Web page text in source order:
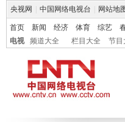
央视网 中国网络电视台 网站地
首页 新闻 经济 体育 综艺
电视
频道大全 栏目大全 节目